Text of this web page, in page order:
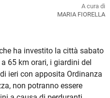
A cura di
MARIA FIORELLA
ha investito la città sabato
65 km orari, i giardini del
ieri con apposita Ordinanza
non potranno essere